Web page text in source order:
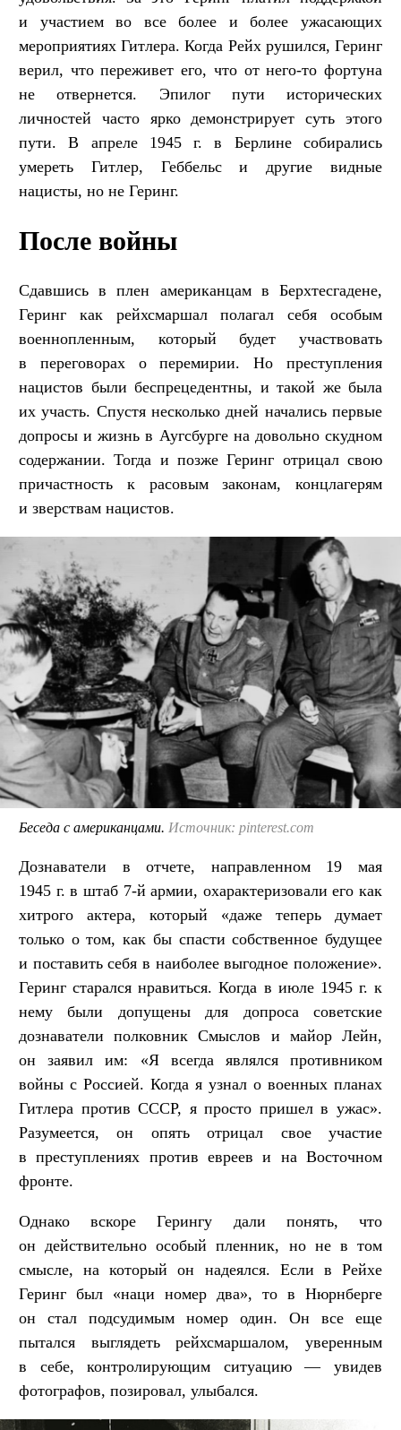
и участием во все более и более ужасающих
мероприятиях Гитлера. Когда Рейх рушился, Геринг
верил, что переживет его, что от него-то фортуна
не отвернется. Эпилог пути исторических
личностей часто ярко демонстрирует суть этого
пути. В апреле 1945 г. в Берлине собирались
умереть Гитлер, Геббельс и другие видные
нацисты, но не Геринг.
После войны
Сдавшись в плен американцам в Берхтесгадене,
Геринг как рейхсмаршал полагал себя особым
военнопленным, который будет участвовать
в переговорах о перемирии. Но преступления
нацистов были беспрецедентны, и такой же была
их участь. Спустя несколько дней начались первые
допросы и жизнь в Аугсбурге на довольно скудном
содержании. Тогда и позже Геринг отрицал свою
причастность к расовым законам, концлагерям
и зверствам нацистов.
Беседа с американцами. Источник: pinterest.com
Дознаватели в отчете, направленном 19 мая
1945 г. в штаб 7-й армии, охарактеризовали его как
хитрого актера, который «даже теперь думает
только о том, как бы спасти собственное будущее
и поставить себя в наиболее выгодное положение».
Геринг старался нравиться. Когда в июле 1945 г. к
нему были допущены для допроса советские
дознаватели полковник Смыслов и майор Лейн,
он заявил им: «Я всегда являлся противником
войны с Россией. Когда я узнал о военных планах
Гитлера против СССР, я просто пришел в ужас».
Разумеется, он опять отрицал свое участие
в преступлениях против евреев и на Восточном
фронте.
Однако вскоре Герингу дали понять, что
он действительно особый пленник, но не в том
смысле, на который он надеялся. Если в Рейхе
Геринг был «наци номер два», то в Нюрнберге
он стал подсудимым номер один. Он все еще
пытался выглядеть рейхсмаршалом, уверенным
в себе, контролирующим ситуацию — увидев
фотографов, позировал, улыбался.